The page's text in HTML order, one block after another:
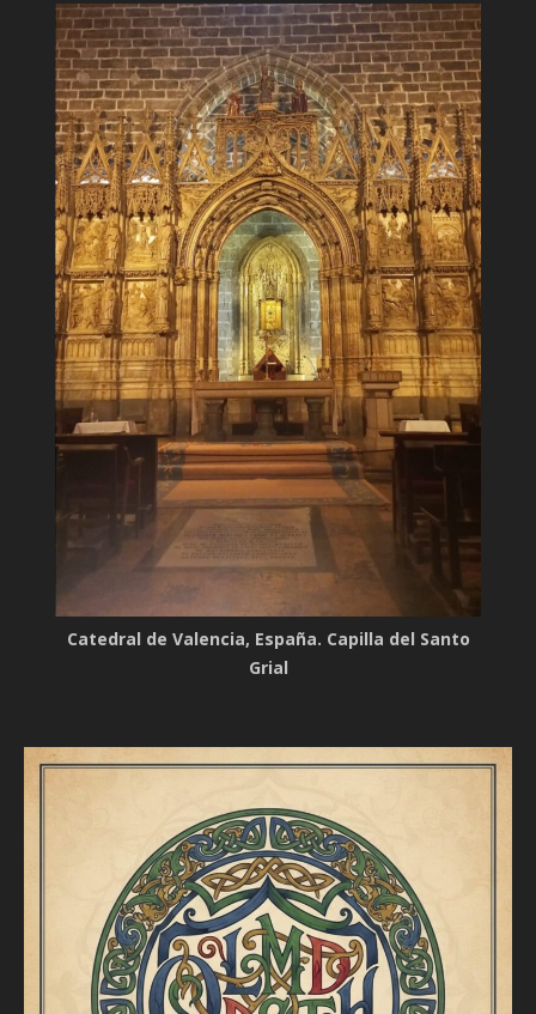
Catedral de Valencia, España. Capilla del Santo
Grial